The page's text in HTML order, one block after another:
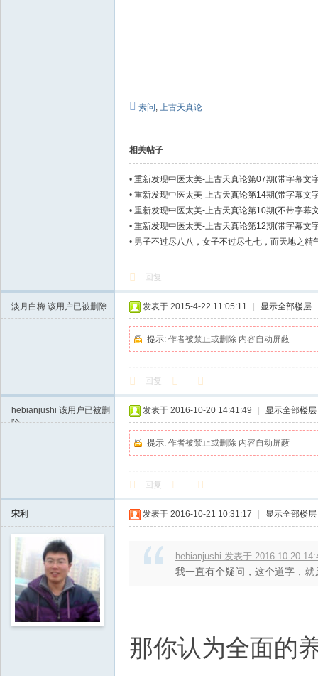
素问 , 上古天真论
相关帖子
• 重新发现中医太美-上古天真论第07期(带字幕文
• 重新发现中医太美-上古天真论第14期(带字幕文
• 重新发现中医太美-上古天真论第10期(不带字幕
• 重新发现中医太美-上古天真论第12期(带字幕文
• 男子不过尽八八，女子不过尽七七，而天地之精
回复
淡月白梅 该用户已被删除 发表于 2015-4-22 11:05:11 显示全部楼层
提示: 作者被禁止或删除 内容自动屏蔽
回复
hebianjushi 该用户已被删
除
发表于 2016-10-20 14:41:49 显示全部楼层
提示: 作者被禁止或删除 内容自动屏蔽
回复
宋利 发表于 2016-10-21 10:31:17 显示全部楼层
hebianjushi 发表于 2016-10-20
我一直有个疑问，这个道字，
那你认为全面的